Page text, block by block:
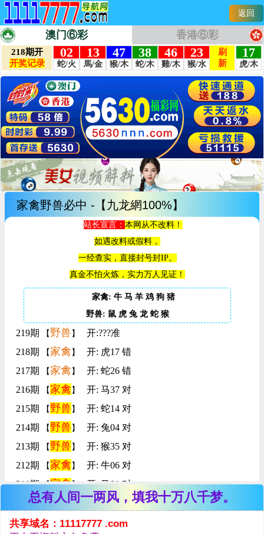
返回
澳门⑥彩 香港⑥彩